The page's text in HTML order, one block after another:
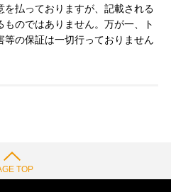
払っておりますが、記載される
のではありません。万が一、ト
の保証は一切行っておりません
TOP